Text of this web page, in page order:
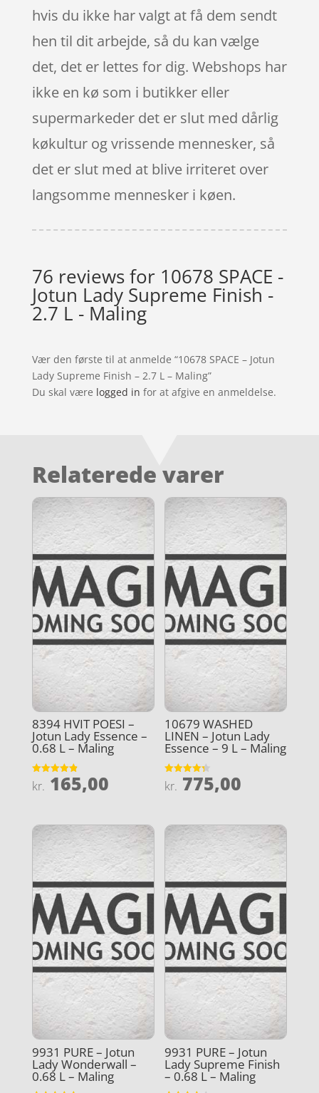
hvis du ikke har valgt at få dem sendt
hen til dit arbejde, så du kan vælge
det, det er lettes for dig. Webshops har
ikke en kø som i butikker eller
supermarkeder det er slut med dårlig
køkultur og vrissende mennesker, så
det er slut med at blive irriteret over
langsomme mennesker i køen.
76 reviews for 10678 SPACE -
Jotun Lady Supreme Finish -
2.7 L - Maling
Vær den første til at anmelde “10678 SPACE – Jotun
Lady Supreme Finish – 2.7 L – Maling”
Du skal være logged in for at afgive en anmeldelse.
Relaterede varer
8394 HVIT POESI –
Jotun Lady Essence –
0.68 L – Maling
Vurderet
4.9
kr. 165,00
10679 WASHED
LINEN – Jotun Lady
Essence – 9 L – Maling
Vurderet
4.3
kr. 775,00
9931 PURE – Jotun
Lady Wonderwall –
0.68 L – Maling
9931 PURE – Jotun
Lady Supreme Finish
– 0.68 L – Maling